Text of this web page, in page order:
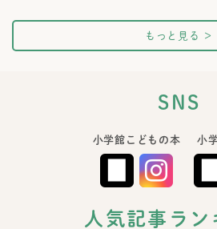
もっと見る ＞
SNS
小学館こどもの本 小
人気記事ラン